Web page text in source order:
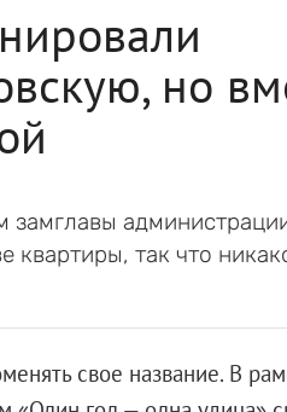
но
замглавы
квартиры, так что
свое название. В